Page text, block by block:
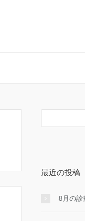
最近の投稿
8月の診